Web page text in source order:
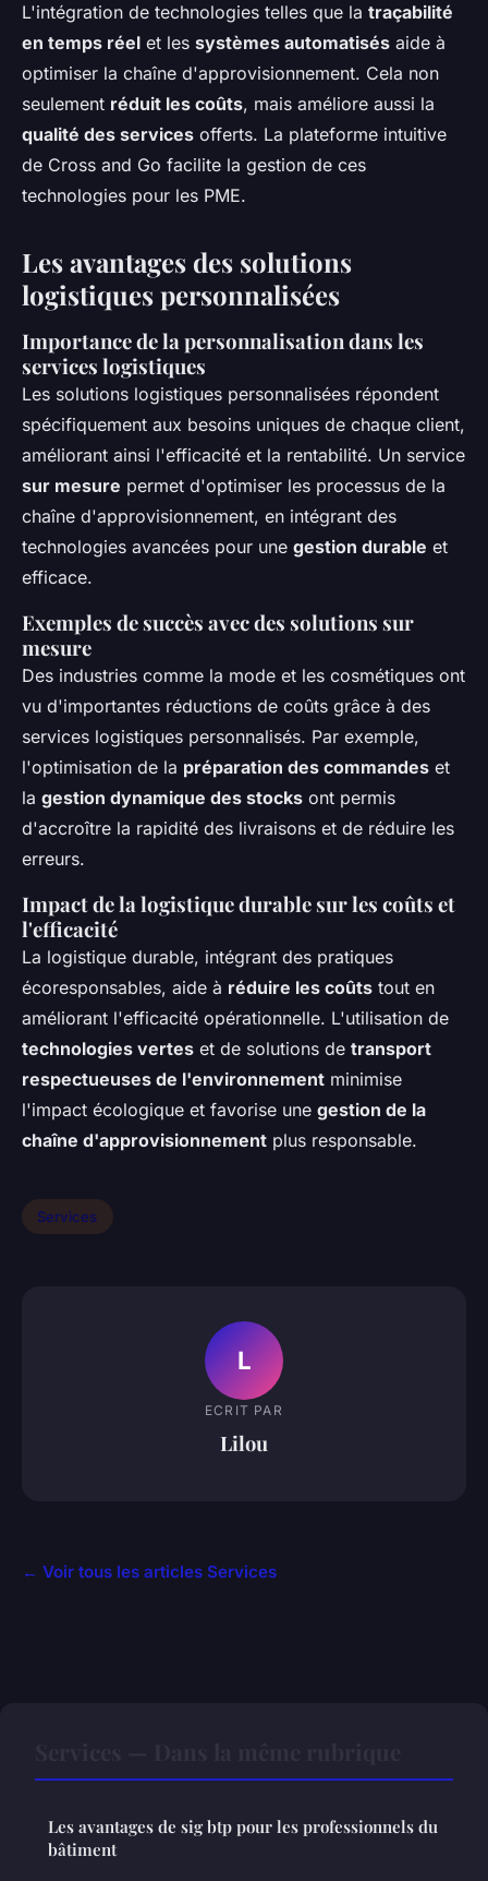
L'intégration de technologies telles que la traçabilité
en temps réel et les systèmes automatisés aide à
optimiser la chaîne d'approvisionnement. Cela non
seulement réduit les coûts, mais améliore aussi la
qualité des services offerts. La plateforme intuitive
de Cross and Go facilite la gestion de ces
technologies pour les PME.
Les avantages des solutions
logistiques personnalisées
Importance de la personnalisation dans les
services logistiques
Les solutions logistiques personnalisées répondent
spécifiquement aux besoins uniques de chaque client,
améliorant ainsi l'efficacité et la rentabilité. Un service
sur mesure permet d'optimiser les processus de la
chaîne d'approvisionnement, en intégrant des
technologies avancées pour une gestion durable et
efficace.
Exemples de succès avec des solutions sur
mesure
Des industries comme la mode et les cosmétiques ont
vu d'importantes réductions de coûts grâce à des
services logistiques personnalisés. Par exemple,
l'optimisation de la préparation des commandes et
la gestion dynamique des stocks ont permis
d'accroître la rapidité des livraisons et de réduire les
erreurs.
Impact de la logistique durable sur les coûts et
l'efficacité
La logistique durable, intégrant des pratiques
écoresponsables, aide à réduire les coûts tout en
améliorant l'efficacité opérationnelle. L'utilisation de
technologies vertes et de solutions de transport
respectueuses de l'environnement minimise
l'impact écologique et favorise une gestion de la
chaîne d'approvisionnement plus responsable.
Services
L
ECRIT PAR
Lilou
← Voir tous les articles Services
Les avantages de sig btp pour les professionnels du
bâtiment